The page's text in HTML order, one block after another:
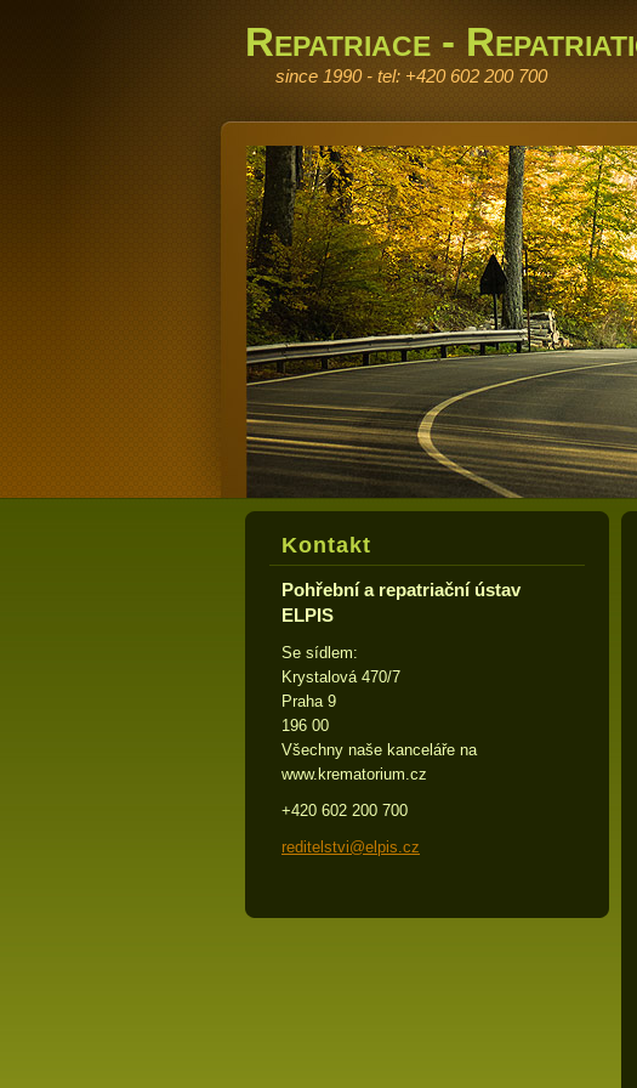
Repatriace -
since 1990 - tel: +420 602 200 700
Kontakt
Pohřební a repatriační ústav
ELPIS
Se sídlem:
Krystalová 470/7
Praha 9
196 00
Všechny naše kanceláře na
www.krematorium.cz
+420 602 200 700
reditelstvi@elpis.cz